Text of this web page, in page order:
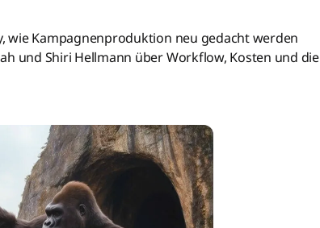
wie Kampagnenproduktion neu gedacht werden
und Shiri Hellmann über Workflow, Kosten und die